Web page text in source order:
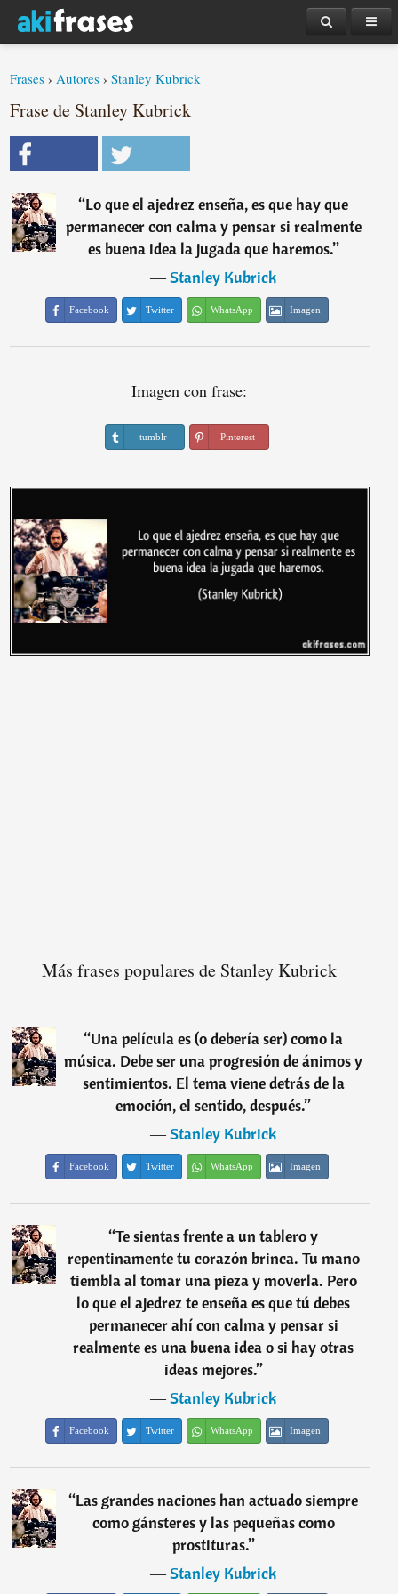
Frases ›Autores ›Stanley Kubrick
Frase de Stanley Kubrick
“Lo que el ajedrez enseña, es que hay que
permanecer con calma y pensar si realmente
es buena idea la jugada que haremos.”
―Stanley Kubrick
Facebook Twitter WhatsApp Imagen
Imagen con frase:
tumblr Pinterest
Más frases populares de Stanley Kubrick
“Una película es (o debería ser) como la
música. Debe ser una progresión de ánimos y
sentimientos. El tema viene detrás de la
emoción, el sentido, después.”
―Stanley Kubrick
Facebook Twitter WhatsApp Imagen
“Te sientas frente a un tablero y
repentinamente tu corazón brinca. Tu mano
tiembla al tomar una pieza y moverla. Pero
lo que el ajedrez te enseña es que tú debes
permanecer ahí con calma y pensar si
realmente es una buena idea o si hay otras
ideas mejores.”
―Stanley Kubrick
Facebook Twitter WhatsApp Imagen
“Las grandes naciones han actuado siempre
como gánsteres y las pequeñas como
prostituras.”
―Stanley Kubrick